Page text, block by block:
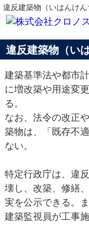
違反建築物（いはんけん
違反建築物（い
建築基準法や都市
に増改築や用途変
る。
なお、法令の改正
築物は、「既存不
ない。
特定行政庁は、違
壊し、改築、修繕
実を公示できる。
建築監視員が工事